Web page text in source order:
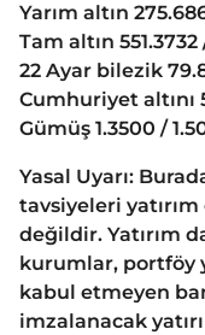
Yarım altın
Tam altın 551.3732
22 Ayar bilezik
Cumhuriyet altını
Gümüş 1.3500 /
Yasal Uyarı:
tavsiyeleri yatırım
değildir. Yatırım
kurumlar, portföy
kabul etmeyen
imzalanacak